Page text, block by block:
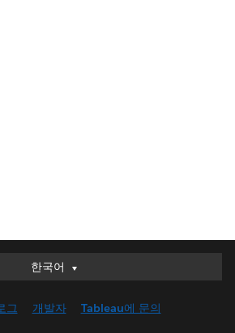
한국어
한국어
English (UK)
그 개발자 Tableau에 문의